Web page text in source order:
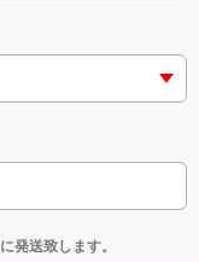
に発送致します。